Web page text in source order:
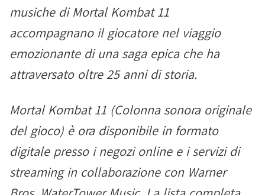
musiche di Mortal Kombat 11
accompagnano il giocatore nel viaggio
emozionante di una saga epica che ha
attraversato oltre 25 anni di storia.
Mortal Kombat 11 (Colonna sonora originale
del gioco) è ora disponibile in formato
digitale presso i negozi online e i servizi di
streaming in collaborazione con Warner